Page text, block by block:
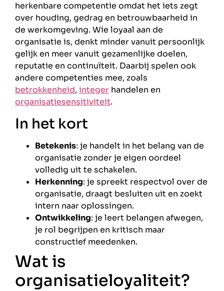
herkenbare competentie omdat het iets zegt
over houding, gedrag en betrouwbaarheid in
de werkomgeving. Wie loyaal aan de
organisatie is, denkt minder vanuit persoonlijk
gelijk en meer vanuit gezamenlijke doelen,
reputatie en continuïteit. Daarbij spelen ook
andere competenties mee, zoals
betrokkenheid, integer handelen en
organisatiesensitiviteit.
In het kort
Betekenis: je handelt in het belang van de
organisatie zonder je eigen oordeel
volledig uit te schakelen.
Herkenning: je spreekt respectvol over de
organisatie, draagt besluiten uit en zoekt
intern naar oplossingen.
Ontwikkeling: je leert belangen afwegen,
je rol begrijpen en kritisch maar
constructief meedenken.
Wat is
organisatieloyaliteit?